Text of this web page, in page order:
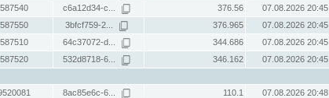
587540 c6a12d34-c... 376.56
07.08.2026 20:45
587550 3bfcf759-2... 376.965
07.08.2026 20:45
587510 64c37072-d... 344.686
07.08.2026 20:45
587520 532d8718-6... 346.162
07.08.2026 20:45
8ac85e6c-6... 110.1
07.08.2026 20:48